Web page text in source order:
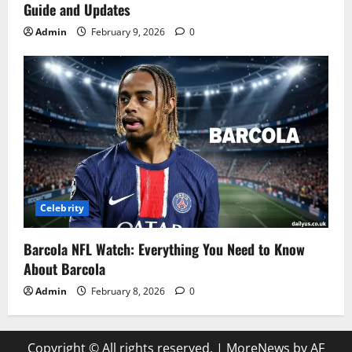
Guide and Updates
Admin February 9, 2026 0
Celebrity
Barcola NFL Watch: Everything You Need to Know
About Barcola
Admin February 8, 2026 0
Copyright © All rights reserved. | MoreNews by AF